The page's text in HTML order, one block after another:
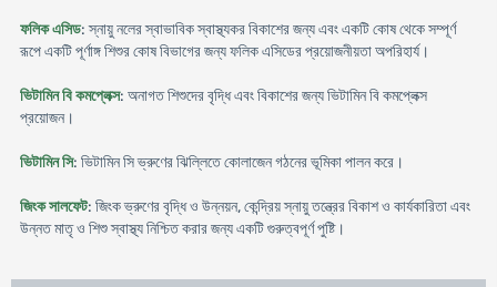
ফলিক এসিড: স্নায়ু নলের স্বাভাবিক স্বাস্থ্যকর বিকাশের জন্য এবং একটি কোষ থেকে সম্পূর্ণ
রূপে একটি পূর্ণাঙ্গ শিশুর কোষ বিভাগের জন্য ফলিক এসিডের প্রয়োজনীয়তা অপরিহার্য।
ভিটামিন বি কমপ্লেক্স: অনাগত শিশুদের বৃদ্ধি এবং বিকাশের জন্য ভিটামিন বি কমপ্লেক্স
প্রয়োজন।
ভিটামিন সি: ভিটামিন সি ভ্রুণের ঝিল্লিতে কোলাজেন গঠনের ভূমিকা পালন করে।
জিংক সালফেট: জিংক ভ্রুণের বৃদ্ধি ও উন্নয়ন, কেন্দ্রিয় স্নায়ু তন্ত্রের বিকাশ ও কার্যকারিতা এবং
উন্নত মাতৃ ও শিশু স্বাস্থ্য নিশ্চিত করার জন্য একটি গুরুত্বপূর্ণ পুষ্টি।